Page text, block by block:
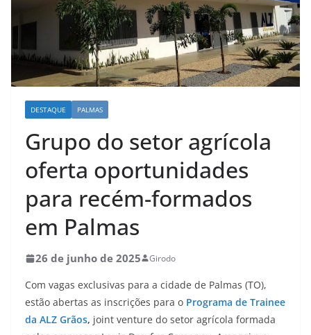
DESTAQUE PALMAS
Grupo do setor agrícola
oferta oportunidades
para recém-formados
em Palmas
26 de junho de 2025 Girodo
Com vagas exclusivas para a cidade de Palmas (TO),
estão abertas as inscrições para o Programa de Trainee
da ALZ Grãos, joint venture do setor agrícola formada